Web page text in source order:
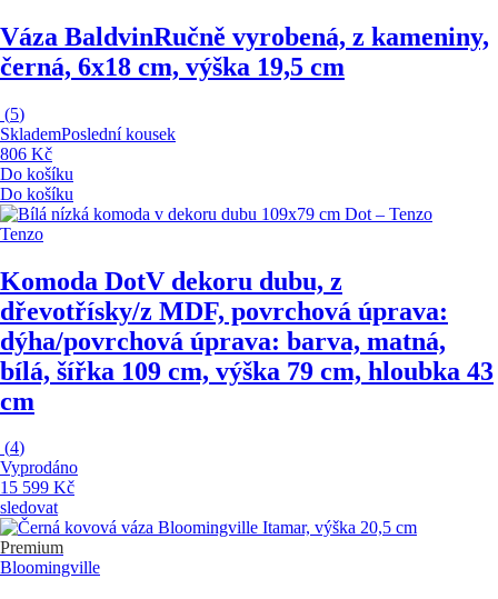
Váza BaldvinRučně vyrobená, z kameniny,
černá, 6x18 cm, výška 19,5 cm
(5)
SklademPoslední kousek
806 Kč
Do košíku
Do košíku
Tenzo
Komoda DotV dekoru dubu, z
dřevotřísky/z MDF, povrchová úprava:
dýha/povrchová úprava: barva, matná,
bílá, šířka 109 cm, výška 79 cm, hloubka 43
cm
(4)
Vyprodáno
15 599 Kč
sledovat
Premium
Bloomingville